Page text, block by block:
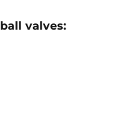
ball valves: